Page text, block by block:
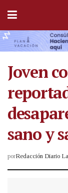
Joven
sano y
porRedacción Diario